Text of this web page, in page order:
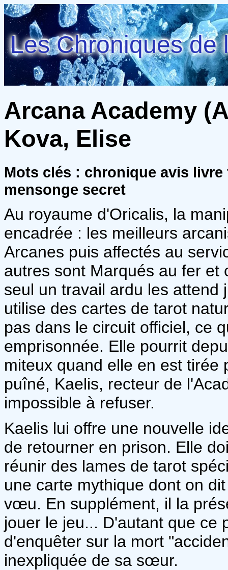
Les Chroniques de
Arcana Academy
Kova, Elise
Mots clés : chronique avis
mensonge secret
Au royaume d'Oricalis, la
encadrée : les meilleurs
Arcanes puis affectés au
autres sont Marqués au fer et
seul un travail ardu les attend
utilise des cartes de tarot
pas dans le circuit officiel, ce
emprisonnée. Elle pourrit
miteux quand elle en est
puîné, Kaelis, recteur de
impossible à refuser.
Kaelis lui offre une nouvelle
de retourner en prison. Elle
réunir des lames de tarot
une carte mythique dont on
vœu. En supplément, il la
jouer le jeu... D'autant que ce
d'enquêter sur la mort
inexpliquée de sa sœur.